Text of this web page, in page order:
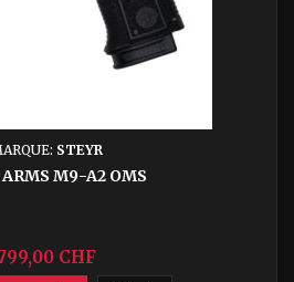
STEYR
ARMS M9-A2 OMS
CHF